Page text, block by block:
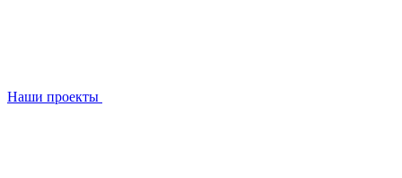
Наши проекты